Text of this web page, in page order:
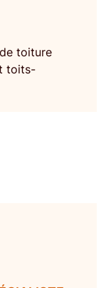
toiture
toits-